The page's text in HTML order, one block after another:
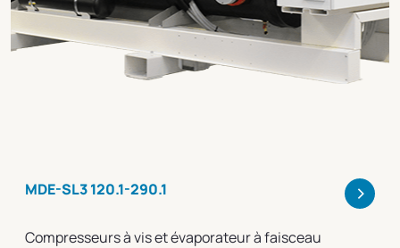
MDE-SL3 120.1-290.1 >
Compresseurs à vis et évaporateur à faisceau